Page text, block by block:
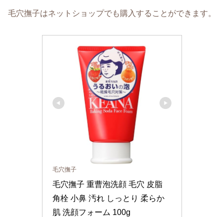
毛穴撫子はネットショップでも購入することができます。
毛穴撫子
毛穴撫子 重曹泡洗顔 毛穴 皮脂
角栓 小鼻 汚れ しっとり 柔らか
肌 洗顔フォーム 100g